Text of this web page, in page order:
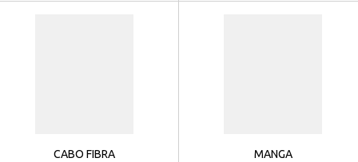
CABO FIBRA
MANGA